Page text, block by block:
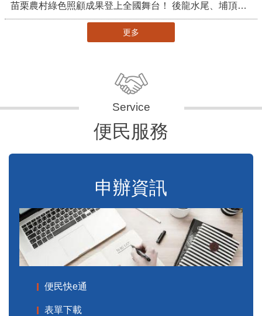
苗栗農村綠色照顧成果登上全國舞台！ 後龍水尾、埔頂社區前進2026高齡健康產業博覽會
更多
便民服務
申辦資訊
便民快e通
表單下載